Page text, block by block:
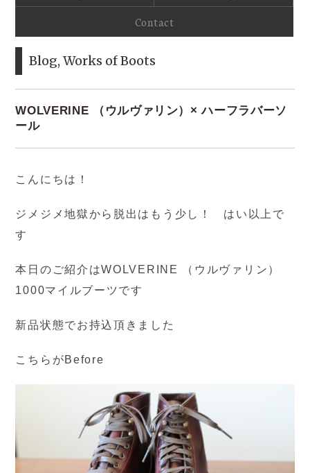
Contact
Blog,Works of Boots
WOLVERINE （ウルヴァリン）× ハーフラバーソ
ール
こんにちは！
ジメジメ地獄から脱出はもう少し！ はい以上で
す
本日のご紹介はWOLVERINE （ウルヴァリン）
1000マイルブーツです
新品状態でお持込頂きました
こちらがBefore